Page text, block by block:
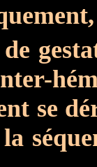
de
se